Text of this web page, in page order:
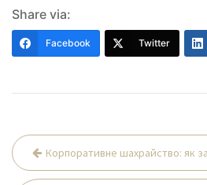
Share via:
Facebook Twitter
Навігація
записів
Корпоративне шахрайство: як